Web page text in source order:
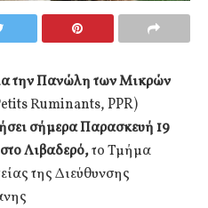
την Πανώλη των Μικρών
Ruminants, PPR)
σήμερα Παρασκευή 19
Λιβαδερό,το Τμήμα
της Διεύθυνσης